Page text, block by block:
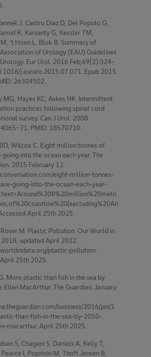
J, Castro Diaz D, Del Popolo G,
R, Karsenty G, Kessler TM,
M, 't Hoen L, Blok B. Summary of
of Urology (EAU) Guidelines
Eur Urol. 2016 Feb;69(2):324-
j.eururo.2015.07.071. Epub 2015
26304502.
MG, Hayes KC, Askes HK. Intermittent
practices following spinal cord
survey. Can J Urol. 2008
71. PMID: 18570710.
Wilcox C. Eight million tonnes of
going into the ocean each year. The
2015 February 12.
eight-million-tonnes-
going-into-the-ocean-each-year-
April 25th 2025.
M. Plastic Pollution. Our World in
2018, updated April 2022.
plastic-pollution.
25th 2025.
More plastic than fish in the sea by
Ellen MacArthur. The Guardian. January
business/2016/jan/1
than-fish-in-the-sea-by-2050-
macarthur. April 25th 2025.
S, Chagani S, Daniels A, Kelly T,
I, Popiński M, Thoft Jensen B,